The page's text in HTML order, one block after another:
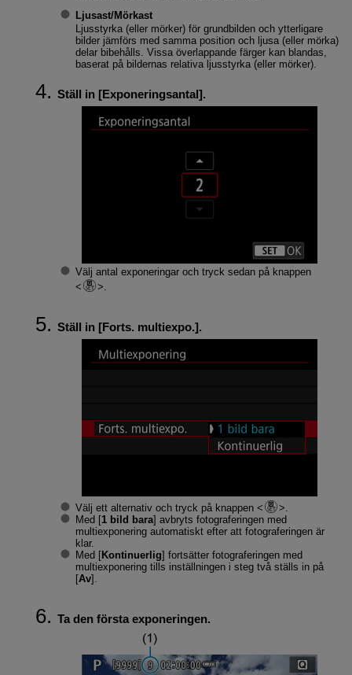
Ljusast/Mörkast
Ljusstyrka (eller mörker) för grundbilden och ytterligare
bilder jämförs med samma position och ljusa (eller mörka)
delar bibehålls. Vissa överlappande färger kan blandas,
baserat på bildernas relativa ljusstyrka (eller mörker).
Ställ in [Exponeringsantal].
Välj antal exponeringar och tryck sedan på knappen
.
Ställ in [Forts. multiexpo.].
Välj ett alternativ och tryck på knappen
.
Med [1 bild bara] avbryts fotograferingen med
multiexponering automatiskt efter att fotograferingen är
klar.
Med [Kontinuerlig] fortsätter fotograferingen med
multiexponering tills inställningen i steg två ställs in på
[Av].
Ta den första exponeringen.